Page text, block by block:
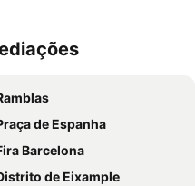
de Espanha
Barcelona
de Eixample